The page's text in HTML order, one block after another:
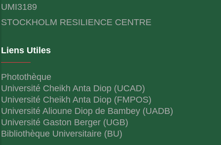
UMI3189
STOCKHOLM RESILIENCE CENTRE
Liens Utiles
Photothèque
Université Cheikh Anta Diop (UCAD)
Université Cheikh Anta Diop (FMPOS)
Université Alioune Diop de Bambey (UADB)
Université Gaston Berger (UGB)
Bibliothèque Universitaire (BU)